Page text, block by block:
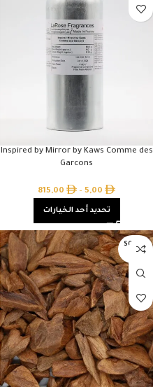
Inspired by Mirror by Kaws Comme des
Garcons
5,00
–
815,00
تحديد أحد الخيارات
SOLD O
UT